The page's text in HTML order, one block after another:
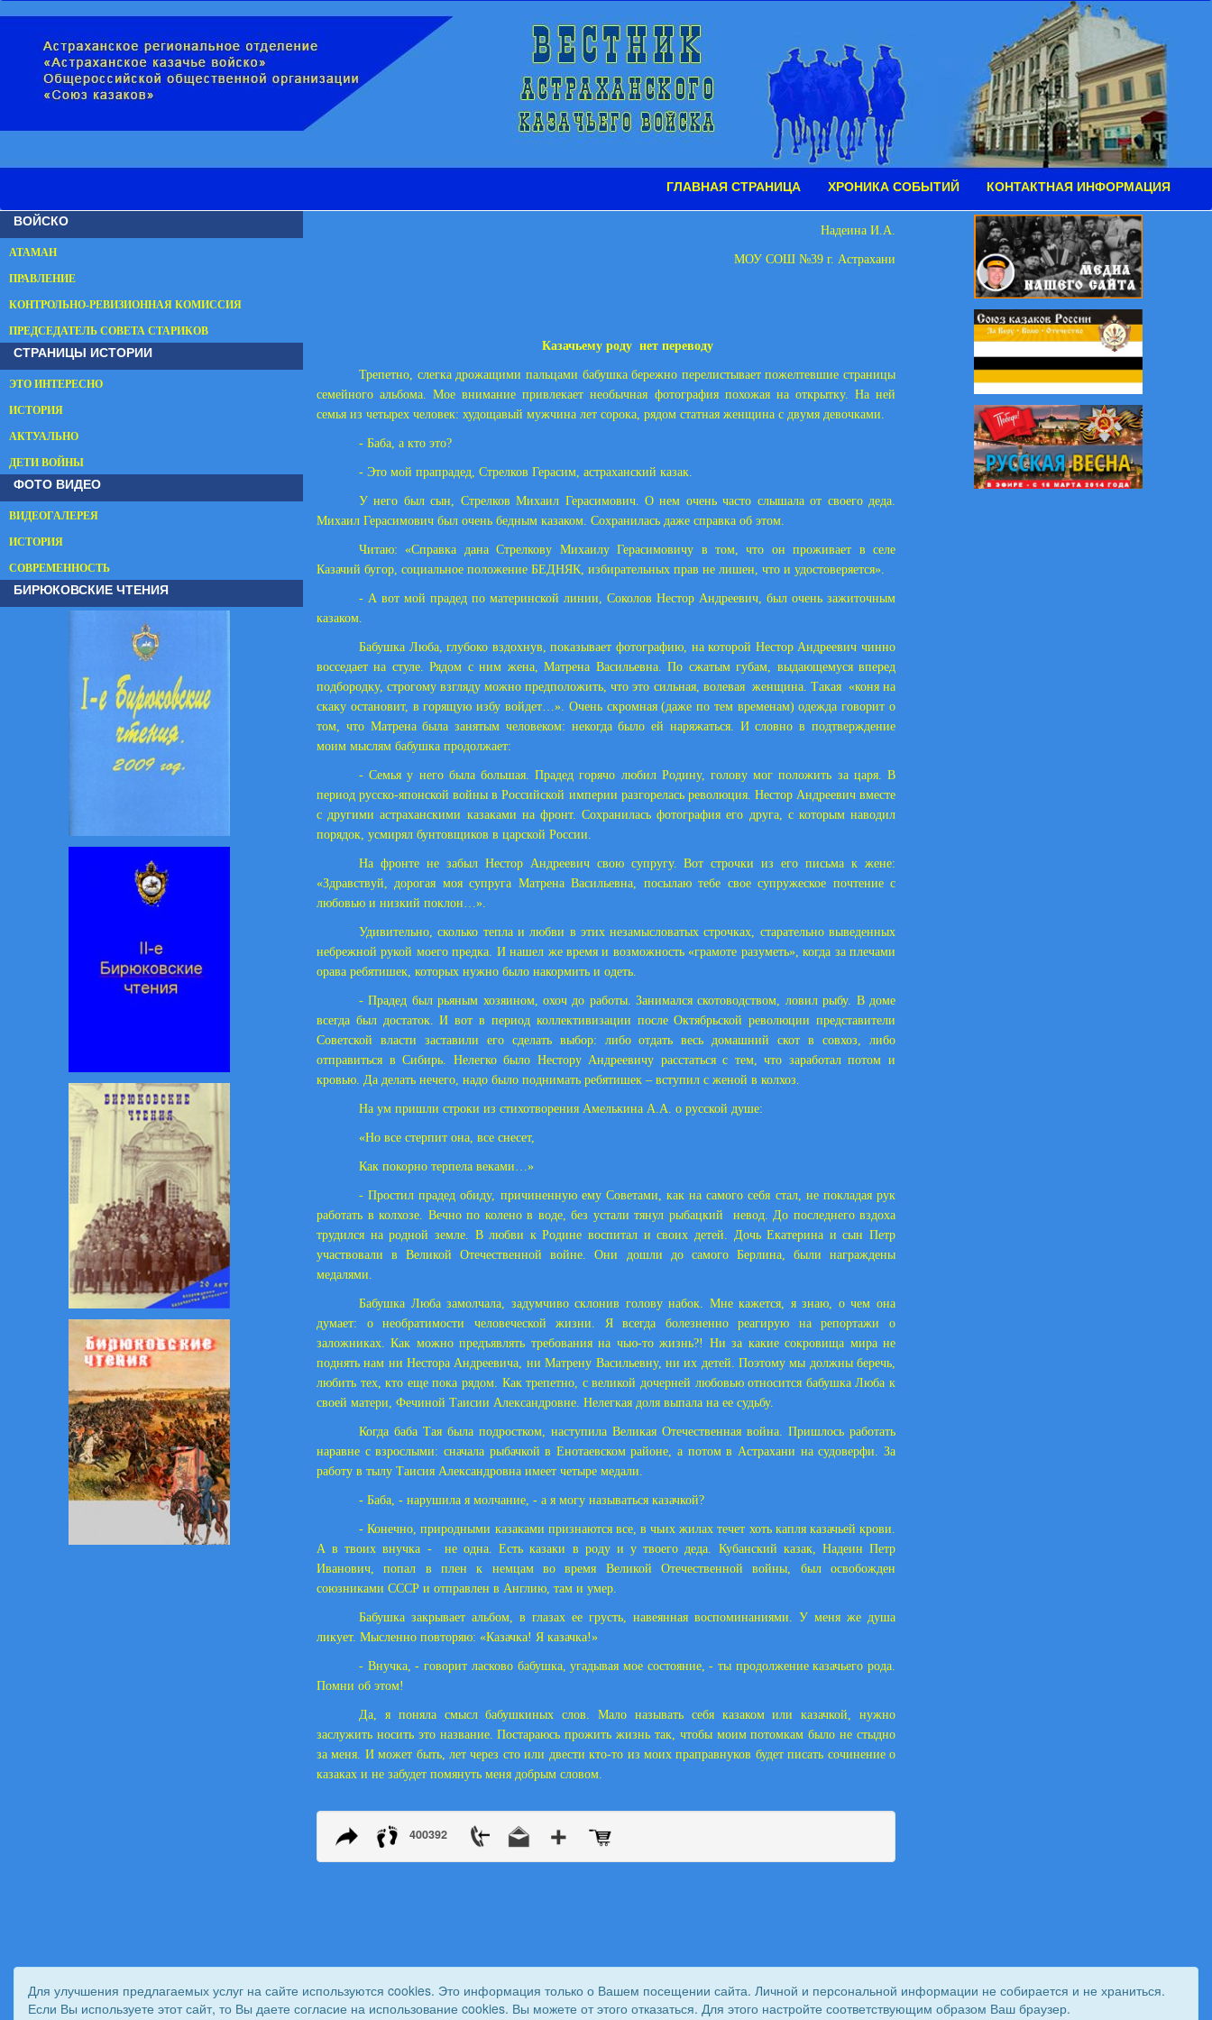
ГЛАВНАЯ СТРАНИЦА ХРОНИКА СОБЫТИЙ КОНТАКТНАЯ ИНФОРМАЦИЯ
ВОЙСКО
АТАМАН
ПРАВЛЕНИЕ
КОНТРОЛЬНО-РЕВИЗИОННАЯ КОМИССИЯ
ПРЕДСЕДАТЕЛЬ СОВЕТА СТАРИКОВ
СТРАНИЦЫ ИСТОРИИ
ЭТО ИНТЕРЕСНО
ИСТОРИЯ
АКТУАЛЬНО
ДЕТИ ВОЙНЫ
ФОТО ВИДЕО
ВИДЕОГАЛЕРЕЯ
ИСТОРИЯ
СОВРЕМЕННОСТЬ
БИРЮКОВСКИЕ ЧТЕНИЯ
Надеина И.А.
МОУ СОШ №39 г. Астрахани
Казачьему роду нет переводу
Трепетно, слегка дрожащими пальцами бабушка бережно перелистывает пожелтевшие страницы
семейного альбома. Мое внимание привлекает необычная фотография похожая на открытку. На ней
семья из четырех человек: худощавый мужчина лет сорока, рядом статная женщина с двумя девочками.
- Баба, а кто это?
- Это мой прапрадед, Стрелков Герасим, астраханский казак.
У него был сын, Стрелков Михаил Герасимович. О нем очень часто слышала от своего деда.
Михаил Герасимович был очень бедным казаком. Сохранилась даже справка об этом.
Читаю: «Справка дана Стрелкову Михаилу Герасимовичу в том, что он проживает в селе
Казачий бугор, социальное положение БЕДНЯК, избирательных прав не лишен, что и удостоверяется».
- А вот мой прадед по материнской линии, Соколов Нестор Андреевич, был очень зажиточным
казаком.
Бабушка Люба, глубоко вздохнув, показывает фотографию, на которой Нестор Андреевич чинно
восседает на стуле. Рядом с ним жена, Матрена Васильевна. По сжатым губам, выдающемуся вперед
подбородку, строгому взгляду можно предположить, что это сильная, волевая женщина. Такая «коня на
скаку остановит, в горящую избу войдет…». Очень скромная (даже по тем временам) одежда говорит о
том, что Матрена была занятым человеком: некогда было ей наряжаться. И словно в подтверждение
моим мыслям бабушка продолжает:
- Семья у него была большая. Прадед горячо любил Родину, голову мог положить за царя. В
период русско-японской войны в Российской империи разгорелась революция. Нестор Андреевич вместе
с другими астраханскими казаками на фронт. Сохранилась фотография его друга, с которым наводил
порядок, усмирял бунтовщиков в царской России.
На фронте не забыл Нестор Андреевич свою супругу. Вот строчки из его письма к жене:
«Здравствуй, дорогая моя супруга Матрена Васильевна, посылаю тебе свое супружеское почтение с
любовью и низкий поклон…».
Удивительно, сколько тепла и любви в этих незамысловатых строчках, старательно выведенных
небрежной рукой моего предка. И нашел же время и возможность «грамоте разуметь», когда за плечами
орава ребятишек, которых нужно было накормить и одеть.
- Прадед был рьяным хозяином, охоч до работы. Занимался скотоводством, ловил рыбу. В доме
всегда был достаток. И вот в период коллективизации после Октябрьской революции представители
Советской власти заставили его сделать выбор: либо отдать весь домашний скот в совхоз, либо
отправиться в Сибирь. Нелегко было Нестору Андреевичу расстаться с тем, что заработал потом и
кровью. Да делать нечего, надо было поднимать ребятишек – вступил с женой в колхоз.
На ум пришли строки из стихотворения Амелькина А.А. о русской душе:
«Но все стерпит она, все снесет,
Как покорно терпела веками…»
- Простил прадед обиду, причиненную ему Советами, как на самого себя стал, не покладая рук
работать в колхозе. Вечно по колено в воде, без устали тянул рыбацкий
невод. До последнего вздоха
трудился на родной земле. В любви к Родине воспитал и своих детей. Дочь Екатерина и сын Петр
участвовали в Великой Отечественной войне. Они дошли до самого Берлина, были награждены
медалями.
Бабушка Люба замолчала, задумчиво склонив голову набок. Мне кажется, я знаю, о чем она
думает: о необратимости человеческой жизни. Я всегда болезненно реагирую на репортажи о
заложниках. Как можно предъявлять требования на чью-то жизнь?! Ни за какие сокровища мира не
поднять нам ни Нестора Андреевича, ни Матрену Васильевну, ни их детей. Поэтому мы должны беречь,
любить тех, кто еще пока рядом. Как трепетно, с великой дочерней любовью относится бабушка Люба к
своей матери, Фечиной Таисии Александровне. Нелегкая доля выпала на ее судьбу.
Когда баба Тая была подростком, наступила Великая Отечественная война. Пришлось работать
наравне с взрослыми: сначала рыбачкой в Енотаевском районе, а потом в Астрахани на судоверфи. За
работу в тылу Таисия Александровна имеет четыре медали.
- Баба, - нарушила я молчание, - а я могу называться казачкой?
- Конечно, природными казаками признаются все, в чьих жилах течет хоть капля казачьей крови.
А в твоих внучка -
не одна. Есть казаки в роду и у твоего деда. Кубанский казак, Надеин Петр
Иванович, попал в плен к немцам во время Великой Отечественной войны, был освобожден
союзниками СССР и отправлен в Англию, там и умер.
Бабушка закрывает альбом, в глазах ее грусть, навеянная воспоминаниями. У меня же душа
ликует. Мысленно повторяю: «Казачка! Я казачка!»
- Внучка, - говорит ласково бабушка, угадывая мое состояние, - ты продолжение казачьего рода.
Помни об этом!
Да, я поняла смысл бабушкиных слов. Мало называть себя казаком или казачкой, нужно
заслужить носить это название. Постараюсь прожить жизнь так, чтобы моим потомкам было не стыдно
за меня. И может быть, лет через сто или двести кто-то из моих праправнуков будет писать сочинение о
казаках и не забудет помянуть меня добрым словом.
400392
Для улучшения предлагаемых услуг на сайте используются cookies. Это информация только о Вашем посещении сайта. Личной и персональной информации не собирается и не храниться.
Если Вы используете этот сайт, то Вы даете согласие на использование cookies. Вы можете от этого отказаться. Для этого настройте соответствующим образом Ваш браузер.